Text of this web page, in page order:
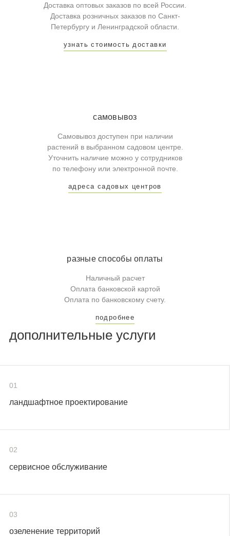
Доставка оптовых заказов по всей России.
Доставка розничных заказов по Санкт-
Петербургу и Ленинградской области.
узнать стоимость доставки
самовывоз
Самовывоз доступен при наличии
растений в выбранном садовом центре.
Уточнить наличие можно у сотрудников
по телефону или электронной почте.
адреса садовых центров
разные способы оплаты
Наличный расчет
Оплата банковской картой
Оплата по банковскому счету.
подробнее
дополнительные услуги
01
ландшафтное проектирование
02
сервисное обслуживание
03
озеленение территорий